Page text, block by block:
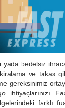
yada bedelsiz
ve takas
gereksinimiz
ihtiyaçlarınızı
farklı